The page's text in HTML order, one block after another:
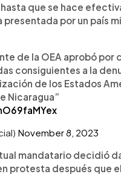
que se hace
por un país
de la OEA aprobó por
consiguientes a la
de los Estados
Nicaragua”
November 8, 2023
mandatario decidió
protesta después que